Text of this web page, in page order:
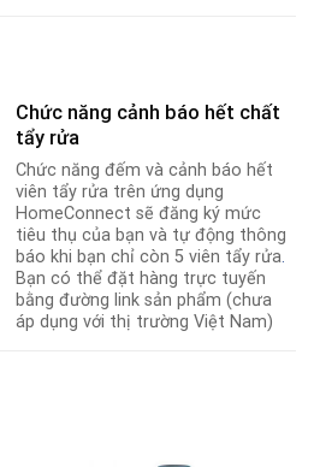
Chức năng cảnh báo hết chất
tẩy rửa
Chức năng đếm và cảnh báo hết
viên tẩy rửa trên ứng dụng
HomeConnect sẽ đăng ký mức
tiêu thụ của bạn và tự động thông
báo khi bạn chỉ còn 5 viên tẩy rửa.
Bạn có thể đặt hàng trực tuyến
bằng đường link sản phẩm (chưa
áp dụng với thị trường Việt Nam)